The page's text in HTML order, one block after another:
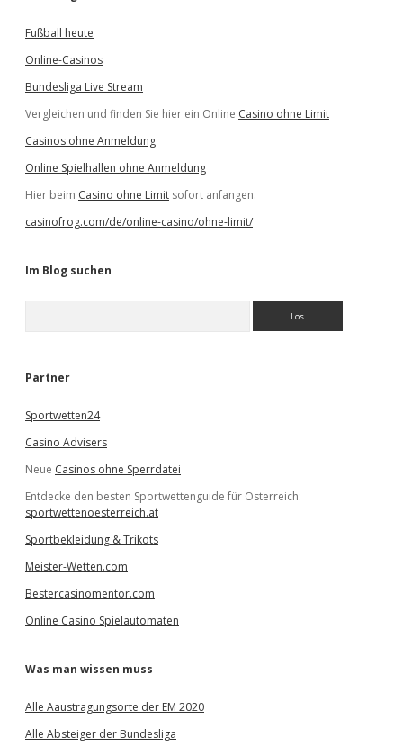
Fußball heute
Online-Casinos
Bundesliga Live Stream
Vergleichen und finden Sie hier ein Online Casino ohne Limit
Casinos ohne Anmeldung
Online Spielhallen ohne Anmeldung
Hier beim Casino ohne Limit sofort anfangen.
casinofrog.com/de/online-casino/ohne-limit/
Im Blog suchen
e
Partner
Sportwetten24
Casino Advisers
Neue Casinos ohne Sperrdatei
Entdecke den besten Sportwettenguide für Österreich:
sportwettenoesterreich.at
Sportbekleidung & Trikots
Meister-Wetten.com
Bestercasinomentor.com
Online Casino Spielautomaten
Was man wissen muss
Alle Aaustragungsorte der EM 2020
Alle Absteiger der Bundesliga